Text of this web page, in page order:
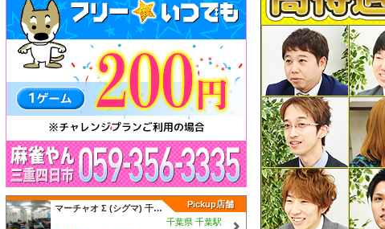
Pickup店舗
マーチャオ Σ (シグマ) 千葉店
千葉県 千葉駅